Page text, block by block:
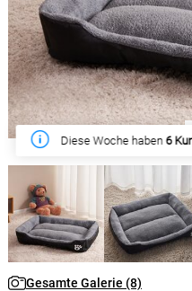
Diese Woche haben 6
Gesamte Galerie (8)